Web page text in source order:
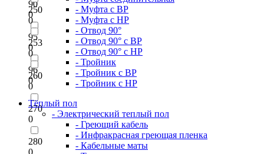
90
0
95
0
96
0
250
0
253
0
260
0
270
0
280
0
- Муфта с ВР
- Муфта с НР
- Отвод 90°
- Отвод 90° с ВР
- Отвод 90° с НР
- Тройник
- Тройник с ВР
- Тройник с НР
Тёплый пол
- Электрический теплый пол
- Греющий кабель
- Инфракрасная греющая пленка
- Кабельные маты